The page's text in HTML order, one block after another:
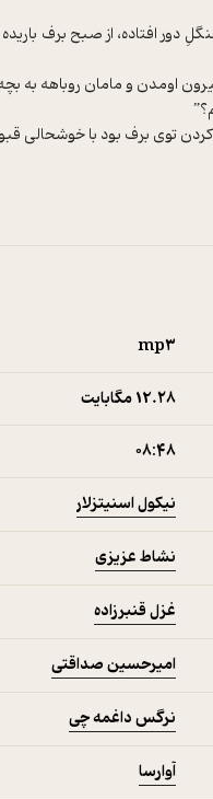
افتاده، از صبح برف باریده
مادرش رو پیدا کنه…
mp۳
12.۲۸ مگابایت
۰۸:۴۸
نیکول اسنیتزلار
نشاط عزیزی
غزل قنبرزاده
امیرحسین صداقتی
نرگس داغمه چی
آوارسا